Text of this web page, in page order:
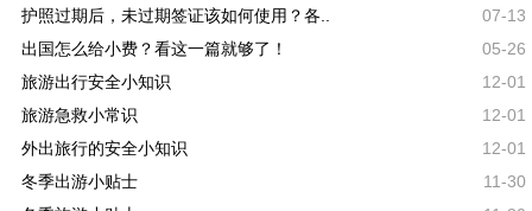
护照过期后，未过期签证该如何使用？各..
07-13
出国怎么给小费？看这一篇就够了！
05-26
旅游出行安全小知识
12-01
旅游急救小常识
12-01
外出旅行的安全小知识
12-01
冬季出游小贴士
11-30